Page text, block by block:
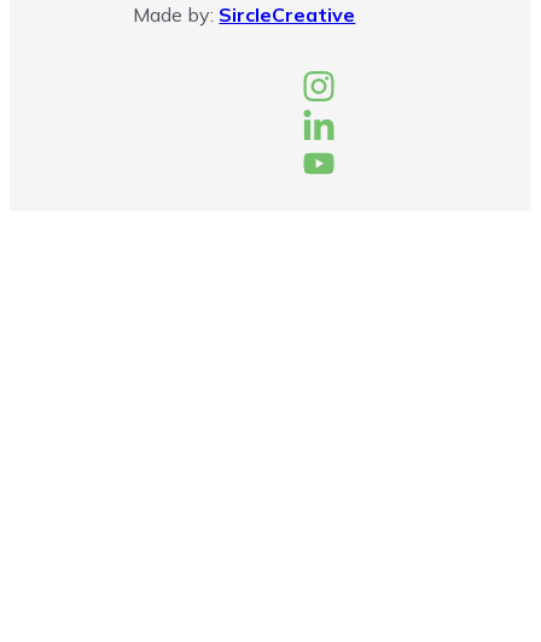
Made by: SircleCreative